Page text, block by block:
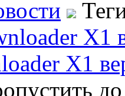
X1
X1
до